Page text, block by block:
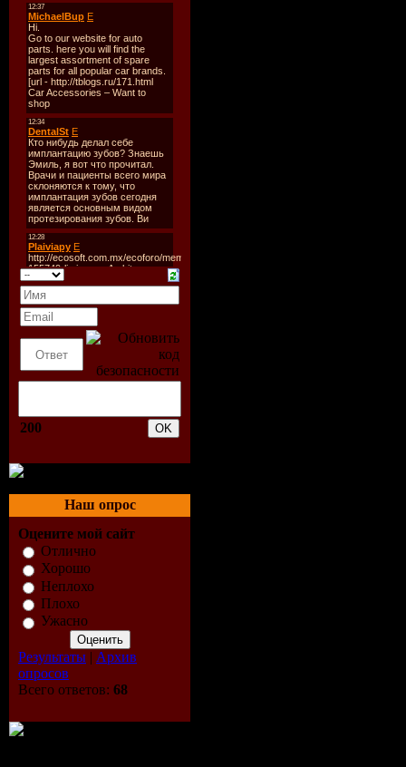
200
Наш опрос
Оцените мой сайт
Отлично
Хорошо
Неплохо
Плохо
Ужасно
Результаты | Архив
опросов
Всего ответов: 68